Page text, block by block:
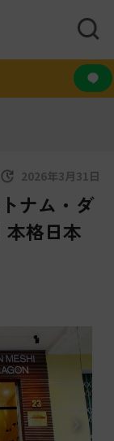
2026年3月31日
ナム・ダ
本格日本